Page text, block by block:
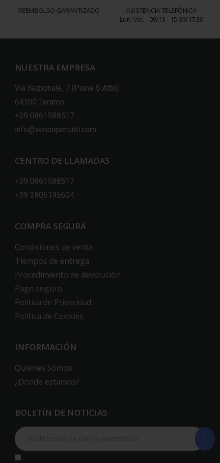
REEMBOLSO GARANTIZADO
ASISTENCIA TELEFÓNICA
Lun. Vie. - 09/13 - 15.30/17.30
NUESTRA EMPRESA
Via Nazionale, 7 (Piane S.Atto)
64100 Teramo
+39 0861588517
info@xenonpertutti.com
CENTRO DE LLAMADAS
+39 0861588517
+39 3805195604
COMPRA SEGURA
Condiciones de venta
Tiempos de entrega
Procedimiento de devolución
Pago seguro
Política de Privacidad
Política de Cookies
INFORMACIÓN
Quiénes Somos
¿Dónde estamos?
BOLETÍN DE NOTICIAS